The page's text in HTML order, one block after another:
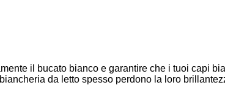
il bucato bianco e garantire che i tuoi capi
da letto spesso perdono la loro